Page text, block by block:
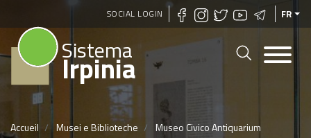
Aller
au
contenu
principal
SOCIAL LOGIN FR
Sistema
Irpinia
Accueil Musei e Biblioteche Museo Civico Antiquarium